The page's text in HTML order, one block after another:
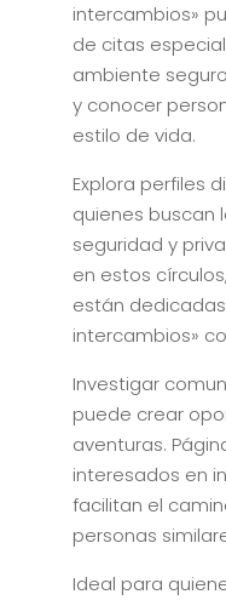
intercambios»
de citas
ambiente
y conocer
estilo de vida.
Explora perfiles
quienes buscan
seguridad y
en estos
están
intercambios»
Investigar
puede crear
aventuras.
interesados en
facilitan el
personas
Ideal para